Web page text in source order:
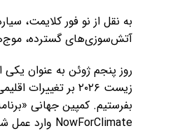
به نقل از نو فور کلایمت،
آتش‌سوزی‌های گسترده،
روز پنجم ژوئن به عنوان
زیست ۲۰۲۶ بر
NowForClimate وارد عمل شویم و جهانی را که در حال حرکت است، هدایت کنیم.